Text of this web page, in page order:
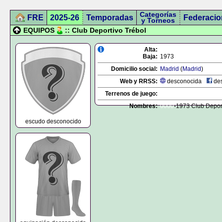
FRE 2025-26 Temporadas Categorías
y Torneos
EQUIPOS :: Club Deportivo Trébol
escudo desconocido
Alta:
Baja: 1973
Domicilio social: Madrid (Madrid)
Web y RRSS:
desconocida
Terrenos de juego:
Nombres: 0000-1973 Club